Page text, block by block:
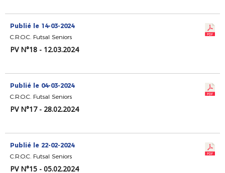
Publié le 14-03-2024
C.R.O.C. Futsal Seniors
PV N°18 - 12.03.2024
Publié le 04-03-2024
C.R.O.C. Futsal Seniors
PV N°17 - 28.02.2024
Publié le 22-02-2024
C.R.O.C. Futsal Seniors
PV N°15 - 05.02.2024